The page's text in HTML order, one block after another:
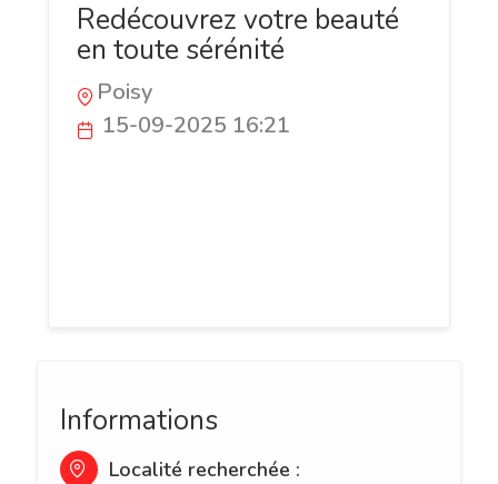
Redécouvrez votre beauté
en toute sérénité
Poisy
15-09-2025 16:21
Informations
Localité recherchée :